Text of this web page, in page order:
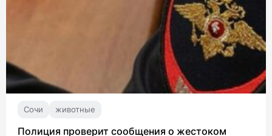
Сочи животные
Полиция проверит сообщения о жестоком